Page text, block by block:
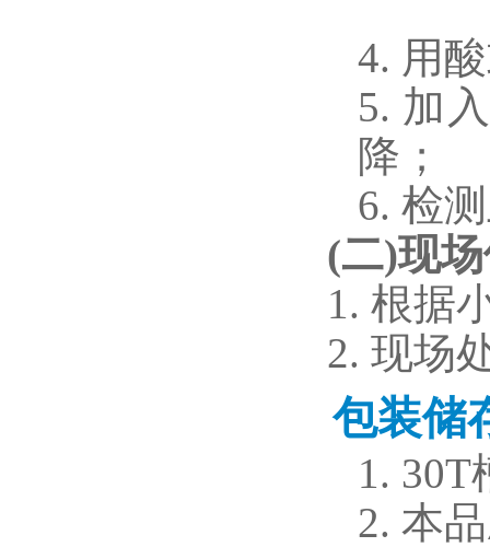
4. 用
5. 加
降；
6. 检
(二)现
1. 根据
2. 现场
包装储
1. 30T
2. 本